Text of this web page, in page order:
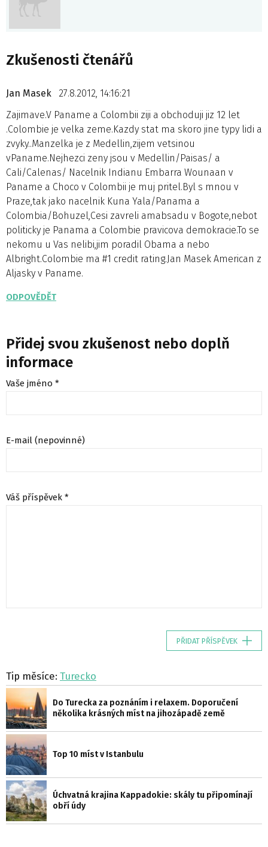
Zkušenosti čtenářů
Jan Masek
27.8.2012, 14:16:21
Zajimave.V Paname a Colombii ziji a obchoduji jiz 12 let
.Colombie je velka zeme.Kazdy stat ma skoro jine typy lidi a
zvyky..Manzelka je z Medellin,zijem vetsinou
vPaname.Nejhezci zeny jsou v Medellin/Paisas/ a
Cali/Calenas/ Nacelnik Indianu Embarra Wounaan v
Paname a Choco v Colombii je muj pritel.Byl s mnou v
Praze,tak jako nacelnik Kuna Yala/Panama a
Colombia/Bohuzel,Cesi zavreli amabsadu v Bogote,nebot
politicky je Panama a Colombie pravicova demokracie.To se
nekomu u Vas nelibi,jim poradil Obama a nebo
Albright.Colombie ma #1 credit rating.Jan Masek American z
Aljasky v Paname.
ODPOVĚDĚT
Přidej svou zkušenost nebo doplň
informace
Vaše jméno *
E-mail (nepovinné)
Váš příspěvek *
PŘIDAT PŘÍSPĚVEK
Tip měsíce: Turecko
Do Turecka za poznáním i relaxem. Doporučení
několika krásných míst na jihozápadě země
Top 10 míst v Istanbulu
Úchvatná krajina Kappadokie: skály tu připomínají
obří údy